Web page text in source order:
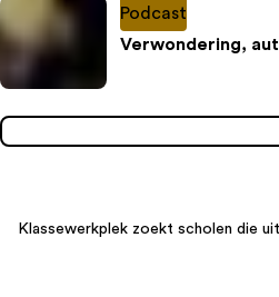
Podcast
Verwondering,
Klassewerkplek zoekt scholen die